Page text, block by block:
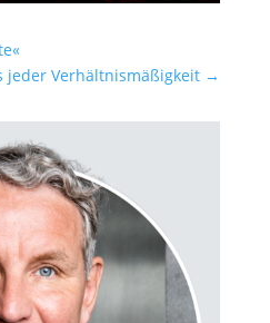
jeder Verhältnismäßigkeit →